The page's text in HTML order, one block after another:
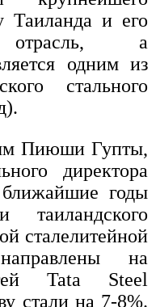
Таиланда и его
отрасль, а
одним из
стального
Пиюши Гупты,
директора
годы
таиландского
сталелитейной
на
Tata Steel
стали на 7-8%.